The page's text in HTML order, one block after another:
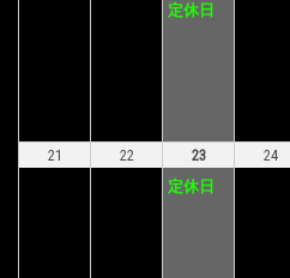
定休日
21 22
23
定休日
24